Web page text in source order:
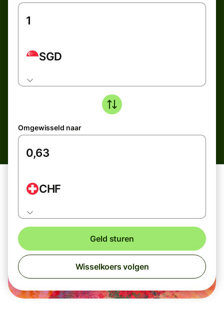
SGD
Omgewisseld naar
CHF
Geld sturen
Wisselkoers volgen